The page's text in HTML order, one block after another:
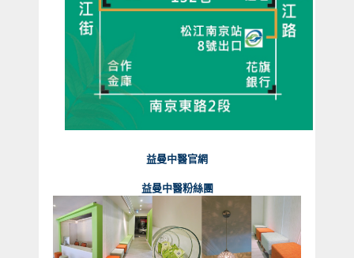
益曼中醫官網
益曼中醫粉絲團